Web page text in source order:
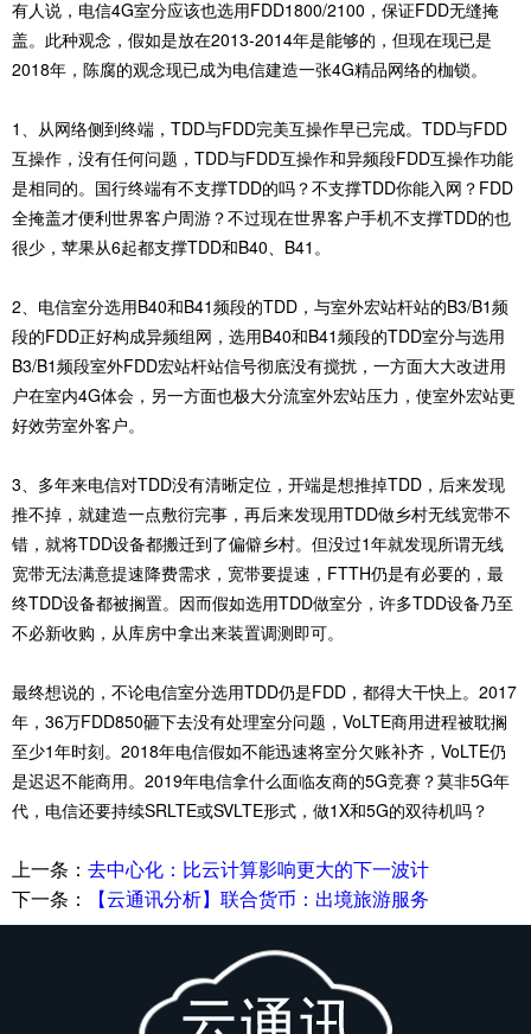
有人说，电信4G室分应该也选用FDD1800/2100，保证FDD无缝掩
盖。此种观念，假如是放在2013-2014年是能够的，但现在现已是
2018年，陈腐的观念现已成为电信建造一张4G精品网络的枷锁。
1、从网络侧到终端，TDD与FDD完美互操作早已完成。TDD与FDD
互操作，没有任何问题，TDD与FDD互操作和异频段FDD互操作功能
是相同的。国行终端有不支撑TDD的吗？不支撑TDD你能入网？FDD
全掩盖才便利世界客户周游？不过现在世界客户手机不支撑TDD的也
很少，苹果从6起都支撑TDD和B40、B41。
2、电信室分选用B40和B41频段的TDD，与室外宏站杆站的B3/B1频
段的FDD正好构成异频组网，选用B40和B41频段的TDD室分与选用
B3/B1频段室外FDD宏站杆站信号彻底没有搅扰，一方面大大改进用
户在室内4G体会，另一方面也极大分流室外宏站压力，使室外宏站更
好效劳室外客户。
3、多年来电信对TDD没有清晰定位，开端是想推掉TDD，后来发现
推不掉，就建造一点敷衍完事，再后来发现用TDD做乡村无线宽带不
错，就将TDD设备都搬迁到了偏僻乡村。但没过1年就发现所谓无线
宽带无法满意提速降费需求，宽带要提速，FTTH仍是有必要的，最
终TDD设备都被搁置。因而假如选用TDD做室分，许多TDD设备乃至
不必新收购，从库房中拿出来装置调测即可。
最终想说的，不论电信室分选用TDD仍是FDD，都得大干快上。2017
年，36万FDD850砸下去没有处理室分问题，VoLTE商用进程被耽搁
至少1年时刻。2018年电信假如不能迅速将室分欠账补齐，VoLTE仍
是迟迟不能商用。2019年电信拿什么面临友商的5G竞赛？莫非5G年
代，电信还要持续SRLTE或SVLTE形式，做1X和5G的双待机吗？
上一条： 去中心化：比云计算影响更大的下一波计
下一条：
【云通讯分析】联合货币：出境旅游服务